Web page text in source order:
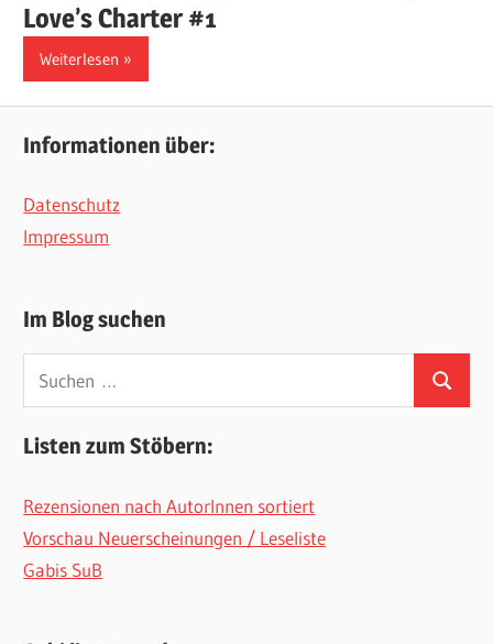
Love’s Charter #1
Weiterlesen
Informationen über:
Datenschutz
Impressum
Im Blog suchen
Suchen
nach:
Suchen
Listen zum Stöbern:
Rezensionen nach AutorInnen sortiert
Vorschau Neuerscheinungen / Leseliste
Gabis SuB